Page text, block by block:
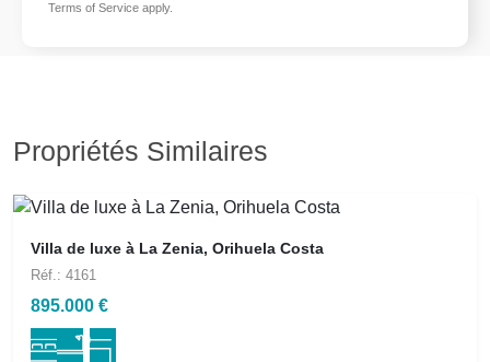
Terms of Service apply.
Propriétés Similaires
Villa de luxe à La Zenia, Orihuela Costa
Réf.: 4161
895.000 €